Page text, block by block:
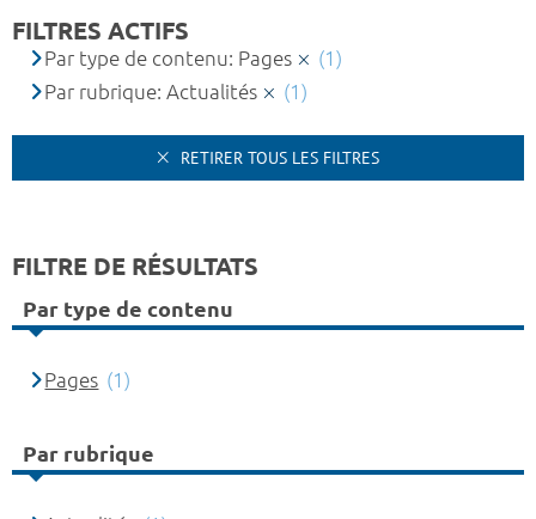
FILTRES ACTIFS
Par type de contenu: Pages
(1)
Par rubrique: Actualités
(1)
RETIRER TOUS LES FILTRES
FILTRE DE RÉSULTATS
Par type de contenu
Pages (1)
Par rubrique